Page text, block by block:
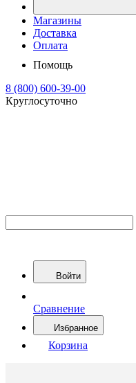
Магазины
Доставка
Оплата
Помощь
8 (800) 600-39-00
Круглосуточно
Войти
Сравнение
Избранное
Корзина